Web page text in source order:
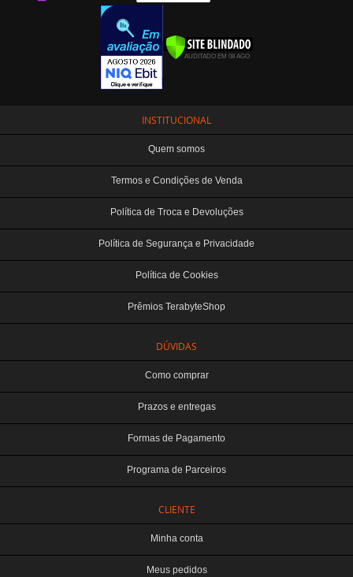
INSTITUCIONAL
Quem somos
Termos e Condições de Venda
Política de Troca e Devoluções
Política de Segurança e Privacidade
Política de Cookies
Prêmios TerabyteShop
DÚVIDAS
Como comprar
Prazos e entregas
Formas de Pagamento
Programa de Parceiros
CLIENTE
Minha conta
Meus pedidos